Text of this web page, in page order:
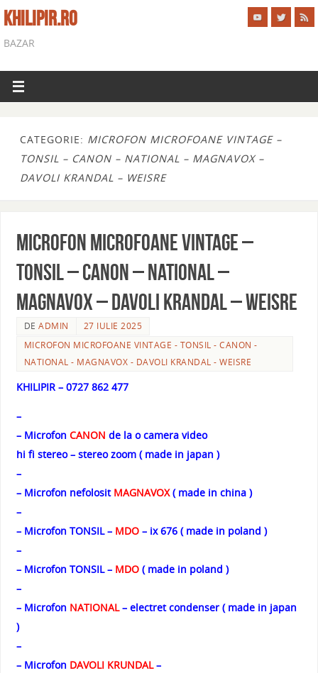
KHILIPIR.RO
BAZAR
CATEGORIE: MICROFON MICROFOANE VINTAGE –
TONSIL – CANON – NATIONAL – MAGNAVOX –
DAVOLI KRANDAL – WEISRE
MICROFON MICROFOANE VINTAGE –
TONSIL – CANON – NATIONAL –
MAGNAVOX – DAVOLI KRANDAL – WEISRE
DEADMIN
27 IULIE 2025
MICROFON MICROFOANE VINTAGE - TONSIL - CANON -
NATIONAL - MAGNAVOX - DAVOLI KRANDAL - WEISRE
KHILIPIR – 0727 862 477
–
– Microfon CANON de la o camera video
hi fi stereo – stereo zoom ( made in japan )
–
– Microfon nefolositMAGNAVOX( made in china )
–
– Microfon TONSIL – MDO– ix 676 ( made in poland )
–
– Microfon TONSIL – MDO( made in poland )
–
– Microfon NATIONAL– electret condenser ( made in japan
)
–
– Microfon DAVOLI KRUNDAL–